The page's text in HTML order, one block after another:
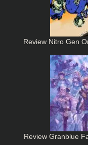
Review Nitro Gen
Review Granblue